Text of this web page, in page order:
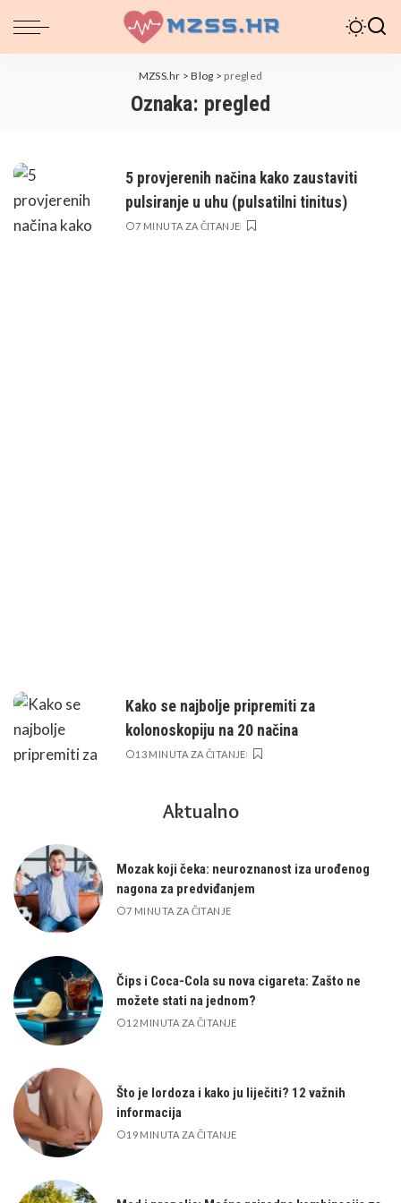
MZSS.hr >Blog > pregled
Oznaka: pregled
5 provjerenih načina kako zaustaviti
pulsiranje u uhu (pulsatilni tinitus)
7 MINUTA ZA ČITANJE
Kako se najbolje pripremiti za
kolonoskopiju na 20 načina
13 MINUTA ZA ČITANJE
Aktualno
Mozak koji čeka: neuroznanost iza urođenog
nagona za predviđanjem
7 MINUTA ZA ČITANJE
Čips i Coca-Cola su nova cigareta: Zašto ne
možete stati na jednom?
12 MINUTA ZA ČITANJE
Što je lordoza i kako ju liječiti? 12 važnih
informacija
19 MINUTA ZA ČITANJE